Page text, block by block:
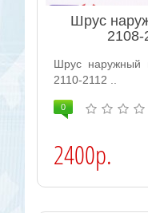
Шрус
2108-
Шрус наружный
2110-2112 ..
0
2400р.